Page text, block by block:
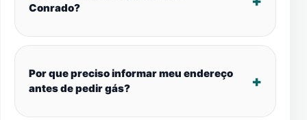
Conrado?
Por que preciso informar meu endereço
antes de pedir gás?